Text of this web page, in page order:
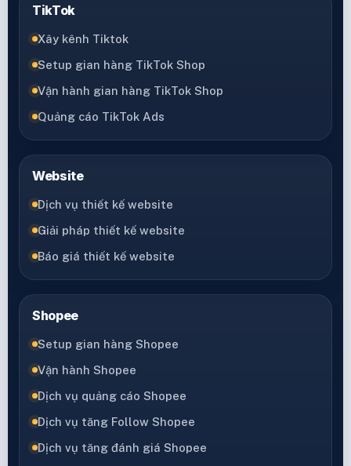
TikTok
Xây kênh Tiktok
Setup gian hàng TikTok Shop
Vận hành gian hàng TikTok Shop
Quảng cáo TikTok Ads
Website
Dịch vụ thiết kế website
Giải pháp thiết kế website
Báo giá thiết kế website
Shopee
Setup gian hàng Shopee
Vận hành Shopee
Dịch vụ quảng cáo Shopee
Dịch vụ tăng Follow Shopee
Dịch vụ tăng đánh giá Shopee